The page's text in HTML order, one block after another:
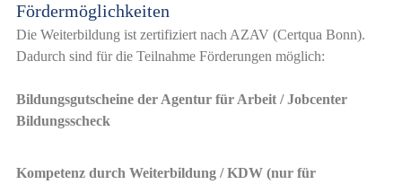
Fördermöglichkeiten
Die Weiterbildung ist zertifiziert nach AZAV (Certqua Bonn).
Dadurch sind für die Teilnahme Förderungen möglich:
Bildungsgutscheine der Agentur für Arbeit / Jobcenter
Bildungsscheck
Kompetenz durch Weiterbildung / KDW (nur für